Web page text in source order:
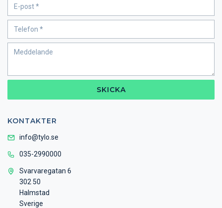
SKICKA
KONTAKTER
info@tylo.se
035-2990000
Svarvaregatan 6
302 50
Halmstad
Sverige